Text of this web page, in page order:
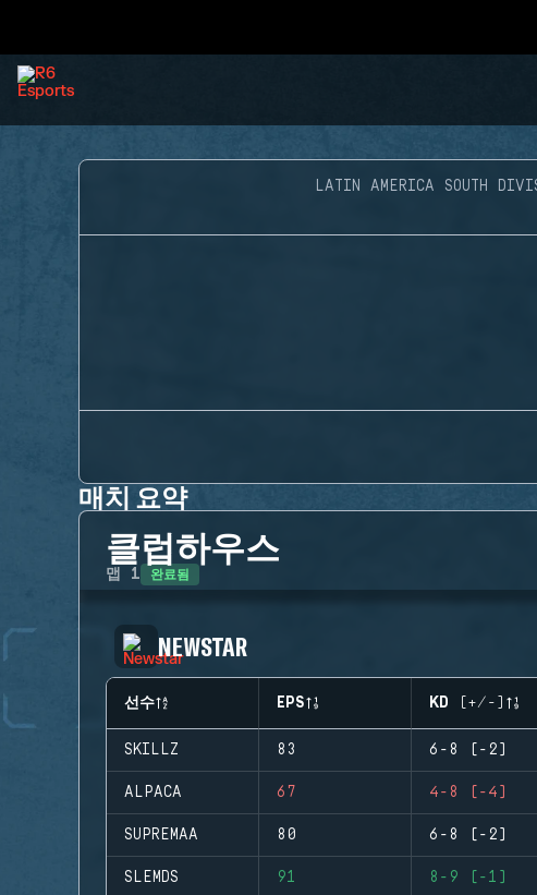
LATIN AMERICA SOUTH
매치 요약
클럽하우스
맵 1 완료됨
NEWSTAR
선수 EPS KD (+/-)
SKILLZ 83 6-8 (-2)
ALPACA 67 4-8 (-4)
SUPREMAA 80 6-8 (-2)
SLEMDS 91 8-9 (-1)